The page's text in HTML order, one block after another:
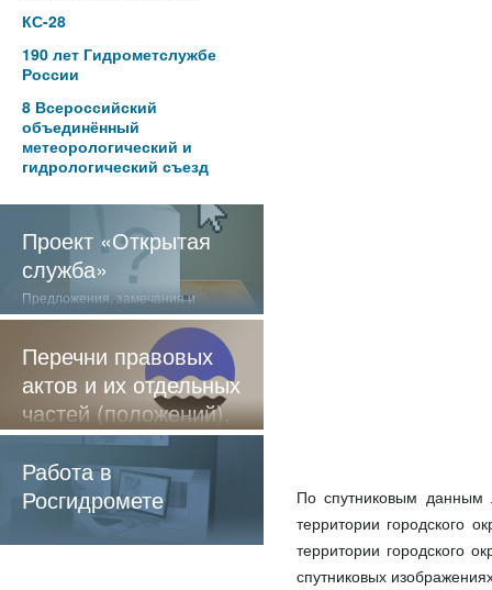
КС-28
190 лет Гидрометслужбе
России
8 Всероссийский
объединённый
метеорологический и
гидрологический съезд
Проект «Открытая
служба»
Предложения, замечания и
отзывы о нашей работе
Перечни правовых
актов и их отдельных
частей (положений),
содержащие
обязательные
требования
Работа в
Росгидромете
По спутниковым данным
территории городского
территории городского
спутниковых